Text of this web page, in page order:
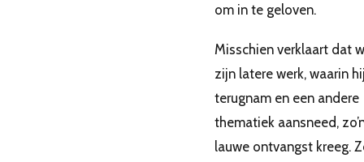
om in te geloven.
Misschien verklaart dat
zijn latere werk, waarin
terugnam en een andere
thematiek aansneed,
lauwe ontvangst kreeg.